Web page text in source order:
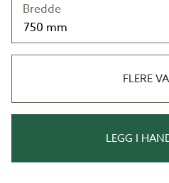
Bredde
FLERE
LEGG I